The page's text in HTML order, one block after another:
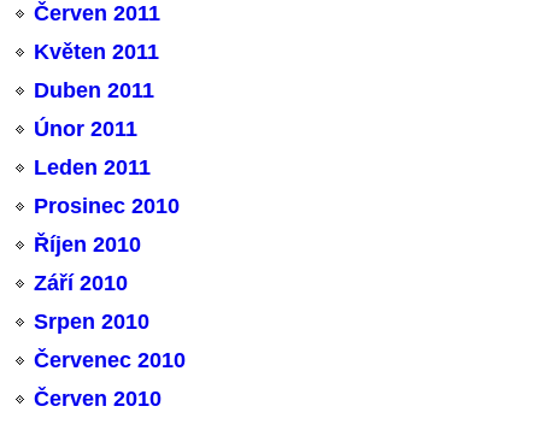
Červen 2011
Květen 2011
Duben 2011
Únor 2011
Leden 2011
Prosinec 2010
Říjen 2010
Září 2010
Srpen 2010
Červenec 2010
Červen 2010